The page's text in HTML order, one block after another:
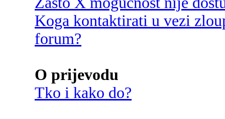
Koga kontaktirati u vezi
forum?
O prijevodu
Tko i kako do?